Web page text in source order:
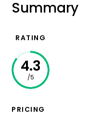
Summary
RATING
4.3
/5
PRICING